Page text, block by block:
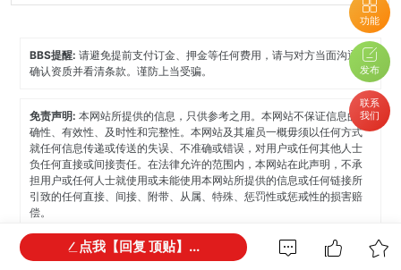
功能
发布
联系
我们
BBS提醒:请避免提前支付订金、押金等任何费用，请与对方当面沟通，
确认资质并看清条款。谨防上当受骗。
免责声明:本网站所提供的信息，只供参考之用。本网站不保证信息的准
确性、有效性、及时性和完整性。本网站及其雇员一概毋须以任何方式
就任何信息传递或传送的失误、不准确或错误，对用户或任何其他人士
负任何直接或间接责任。在法律允许的范围内，本网站在此声明，不承
担用户或任何人士就使用或未能使用本网站所提供的信息或任何链接所
引致的任何直接、间接、附带、从属、特殊、惩罚性或惩戒性的损害赔
偿。
点我【回复 顶贴】...